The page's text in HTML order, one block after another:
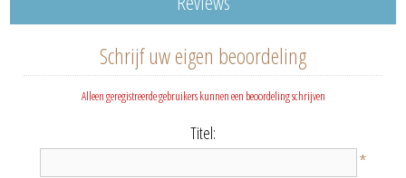
Schrijf uw eigen beoordeling
Alleen geregistreerde gebruikers kunnen een beoordeling schrijven
Titel:
*